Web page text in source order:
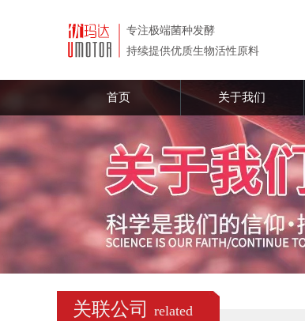
首页 关于我们
关联公司 related